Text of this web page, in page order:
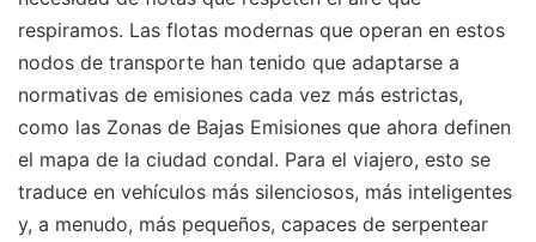
respiramos. Las flotas modernas que operan en estos
nodos de transporte han tenido que adaptarse a
normativas de emisiones cada vez más estrictas,
como las Zonas de Bajas Emisiones que ahora definen
el mapa de la ciudad condal. Para el viajero, esto se
traduce en vehículos más silenciosos, más inteligentes
y, a menudo, más pequeños, capaces de serpentear